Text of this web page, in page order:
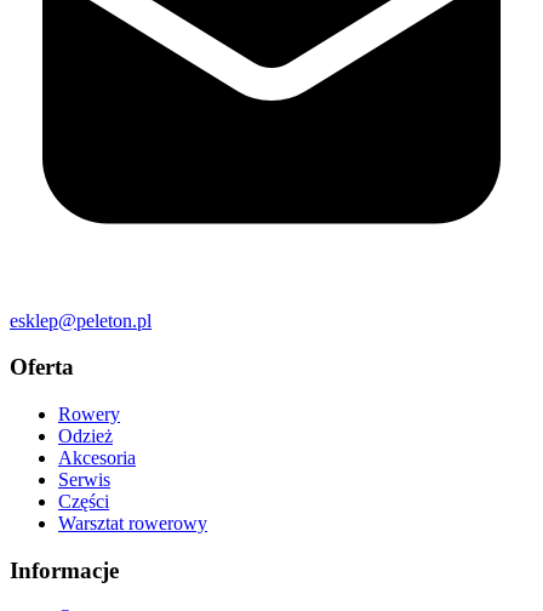
esklep@peleton.pl
Oferta
Rowery
Odzież
Akcesoria
Serwis
Części
Warsztat rowerowy
Informacje